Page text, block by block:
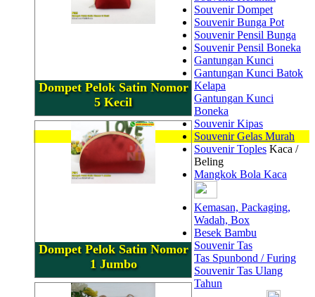
Dompet Pelok Satin Nomor
5 Kecil
Dompet Pelok Satin Nomor
1 Jumbo
Souvenir Dompet
Souvenir Bunga Pot
Souvenir Pensil Bunga
Souvenir Pensil Boneka
Gantungan Kunci
Gantungan Kunci Batok
Kelapa
Gantungan Kunci
Boneka
Souvenir Kipas
Souvenir Gelas Murah
Souvenir Toples Kaca /
Beling
Mangkok Bola Kaca
Kemasan, Packaging,
Wadah, Box
Besek Bambu
Souvenir Tas
Tas Spunbond / Furing
Souvenir Tas Ulang
Tahun